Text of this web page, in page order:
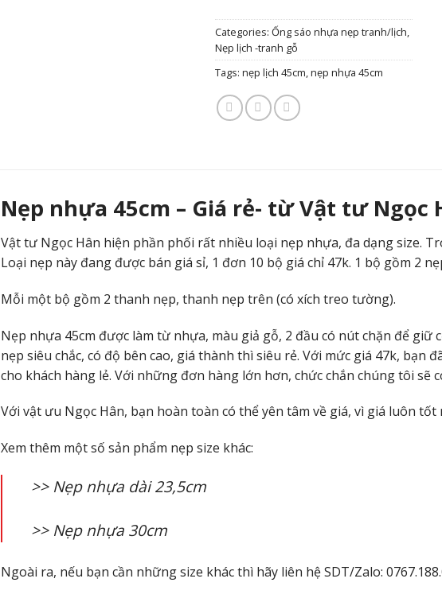
Categories: Ống sáo nhựa nẹp tranh/lịch,
Nẹp lịch -tranh gỗ
Tags: nẹp lịch 45cm,nẹp nhựa 45cm
Nẹp nhựa 45cm – Giá rẻ- từ Vật tư Ngọc
Vật tư Ngọc Hân hiện phần phối rất nhiều loại nẹp nhựa, đa dạng size.
Loại nẹp này đang được bán giá sỉ, 1 đơn 10 bộ giá chỉ 47k. 1 bộ gồm 2
Mỗi một bộ gồm 2 thanh nẹp, thanh nẹp trên (có xích treo tường).
Nẹp nhựa 45cm được làm từ nhựa, màu giả gỗ, 2 đầu có nút chặn để giữ
nẹp siêu chắc, có độ bên cao, giá thành thì siêu rẻ. Với mức giá 47k, bạn
cho khách hàng lẻ. Với những đơn hàng lớn hơn, chức chắn chúng tôi sẽ
Với vật ưu Ngọc Hân, bạn hoàn toàn có thể yên tâm về giá, vì giá luôn
Xem thêm một số sản phẩm nẹp size khác:
>> Nẹp nhựa dài 23,5cm
>> Nẹp nhựa 30cm
Ngoài ra, nếu bạn cần những size khác thì hãy liên hệ SDT/Zalo: